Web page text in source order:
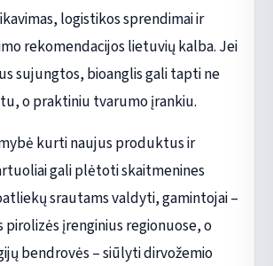
logistikos sprendimai ir
rekomendacijos lietuvių kalba. Jei
sujungtos, bioanglis gali tapti ne
o praktiniu tvarumo įrankiu.
kurti naujus produktus ir
gali plėtoti skaitmenines
srautams valdyti, gamintojai –
įrenginius regionuose, o
bendrovės – siūlyti dirvožemio